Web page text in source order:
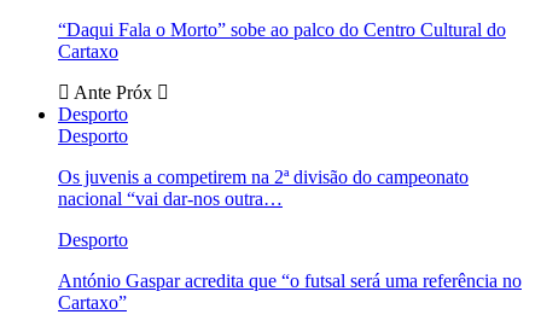
“Daqui Fala o Morto” sobe ao palco do Centro Cultural do
Cartaxo
Ante Próx
Desporto
Desporto
Os juvenis a competirem na 2ª divisão do campeonato
nacional “vai dar-nos outra…
Desporto
António Gaspar acredita que “o futsal será uma referência no
Cartaxo”